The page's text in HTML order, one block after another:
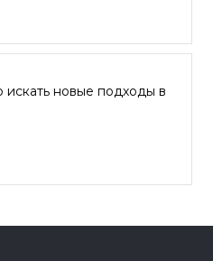
новые подходы в